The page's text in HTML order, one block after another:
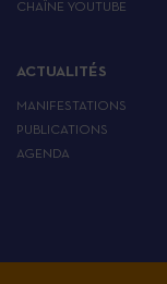
CHAÎNE YOUTUBE
ACTUALITÉS
MANIFESTATIONS
PUBLICATIONS
AGENDA